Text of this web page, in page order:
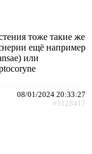
тоже такие же
ещё например
или
08/01/2024 20:33:27
#3128417